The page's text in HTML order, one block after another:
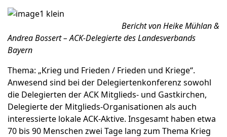
Bericht von Heike Mühlan &
Andrea Bossert – ACK-Delegierte des Landesverbands
Bayern
Thema: „Krieg und Frieden / Frieden und Kriege“.
Anwesend sind bei der Delegiertenkonferenz sowohl
die Delegierten der ACK Mitglieds- und Gastkirchen,
Delegierte der Mitglieds-Organisationen als auch
interessierte lokale ACK-Aktive. Insgesamt haben etwa
70 bis 90 Menschen zwei Tage lang zum Thema Krieg